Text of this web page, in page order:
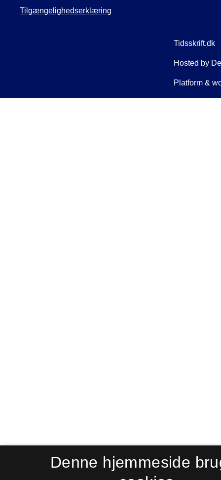
Tilgængelighedserklæring
Denne hjemmeside